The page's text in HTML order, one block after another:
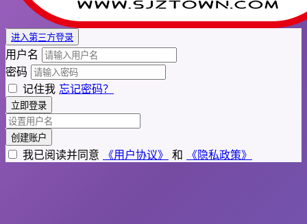
进入第三方登录
用户名
密码
记住我 忘记密码？
立即登录
创建账户
我已阅读并同意 《用户协议》 和 《隐私政策》